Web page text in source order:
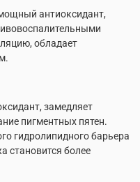
антиоксидант,
обладает
замедляет
пигментных пятен.
гидролипидного барьера
становится более